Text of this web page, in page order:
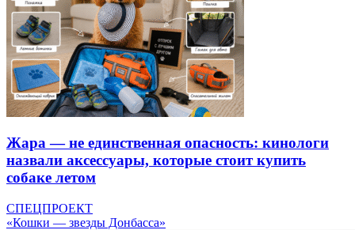
Жара — не единственная опасность: кинологи
назвали аксессуары, которые стоит купить
собаке летом
СПЕЦПРОЕКТ
«Кошки — звезды Донбасса»